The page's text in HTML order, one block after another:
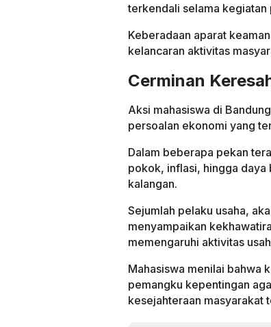
terkendali selama
Keberadaan aparat
kelancaran aktivitas
Cerminan
Aksi mahasiswa di
persoalan ekonomi yang
Dalam beberapa pekan
pokok, inflasi, hingga daya
kalangan.
Sejumlah pelaku usaha,
menyampaikan
memengaruhi aktivitas
Mahasiswa menilai bahwa
pemangku kepentingan
kesejahteraan masyarakat